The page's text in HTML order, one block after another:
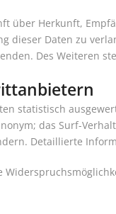
über Herkunft,
dieser Daten zu
Des Weiteren
statistisch
das Surf-
Detaillierte